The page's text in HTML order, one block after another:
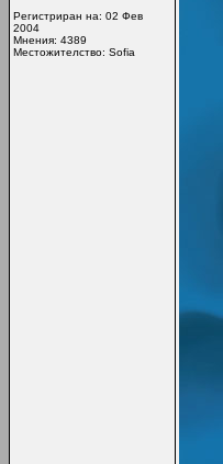
Регистриран на: 02 Фев
2004
Мнения: 4389
Местожителство: Sofia